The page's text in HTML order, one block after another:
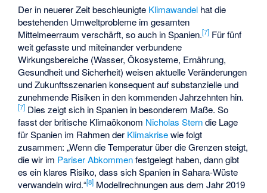
Der in neuerer Zeit beschleunigte Klimawandel hat die
bestehenden Umweltprobleme im gesamten
Mittelmeerraum verschärft, so auch in Spanien.[7] Für fünf
weit gefasste und miteinander verbundene
Wirkungsbereiche (Wasser, Ökosysteme, Ernährung,
Gesundheit und Sicherheit) weisen aktuelle Veränderungen
und Zukunftsszenarien konsequent auf substanzielle und
zunehmende Risiken in den kommenden Jahrzehnten hin.
[7] Dies zeigt sich in Spanien in besonderem Maße. So
fasst der britische Klimaökonom Nicholas Sterndie Lage
für Spanien im Rahmen der Klimakrisewie folgt
zusammen: „Wenn die Temperatur über die Grenzen steigt,
die wir im Pariser Abkommenfestgelegt haben, dann gibt
es ein klares Risiko, dass sich Spanien in Sahara-Wüste
verwandeln wird.“[8] Modellrechnungen aus dem Jahr 2019